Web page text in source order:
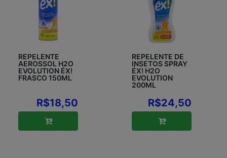
REPELENTE
AEROSSOL H2O
EVOLUTION ÉX!
FRASCO 150ML
R$18,50
REPELENTE DE
INSETOS SPRAY
ÉX! H2O
EVOLUTION
200ML
R$24,50